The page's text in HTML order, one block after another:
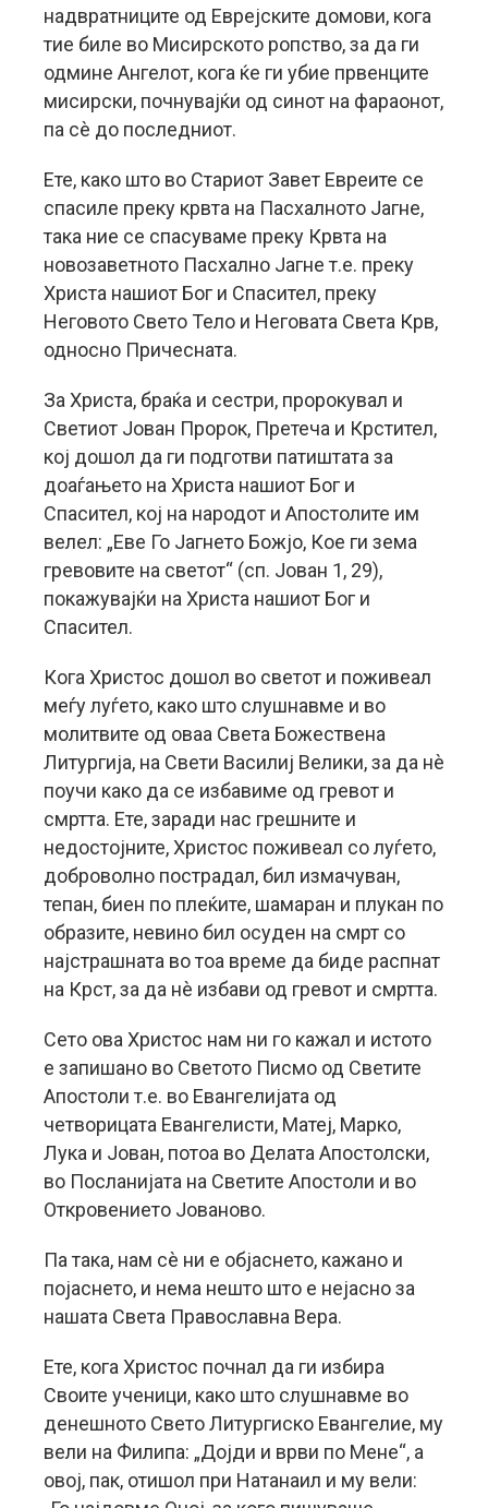
надвратниците од Еврејските домови, кога
тие биле во Мисирското ропство, за да ги
одмине Ангелот, кога ќе ги убие првенците
мисирски, почнувајќи од синот на фараонот,
па сè до последниот.
Ете, како што во Стариот Завет Евреите се
спасиле преку крвта на Пасхалното Јагне,
така ние се спасуваме преку Крвта на
новозаветното Пасхално Јагне т.е. преку
Христа нашиот Бог и Спасител, преку
Неговото Свето Тело и Неговата Света Крв,
односно Причесната.
За Христа, браќа и сестри, пророкувал и
Светиот Јован Пророк, Претеча и Крстител,
кој дошол да ги подготви патиштата за
доаѓањето на Христа нашиот Бог и
Спасител, кој на народот и Апостолите им
велел: „Еве Го Јагнето Божјо, Кое ги зема
гревовите на светот“ (сп. Јован 1, 29),
покажувајќи на Христа нашиот Бог и
Спасител.
Кога Христос дошол во светот и поживеал
меѓу луѓето, како што слушнавме и во
молитвите од оваа Света Божествена
Литургија, на Свети Василиј Велики, за да нè
поучи како да се избавиме од гревот и
смртта. Ете, заради нас грешните и
недостојните, Христос поживеал со луѓето,
доброволно пострадал, бил измачуван,
тепан, биен по плеќите, шамаран и плукан по
образите, невино бил осуден на смрт со
најстрашната во тоа време да биде распнат
на Крст, за да нè избави од гревот и смртта.
Сето ова Христос нам ни го кажал и истото
е запишано во Светото Писмо од Светите
Апостоли т.е. во Евангелијата од
четворицата Евангелисти, Матеј, Марко,
Лука и Јован, потоа во Делата Апостолски,
во Посланијата на Светите Апостоли и во
Откровението Јованово.
Па така, нам сè ни е објаснето, кажано и
појаснето, и нема нешто што е нејасно за
нашата Света Православна Вера.
Ете, кога Христос почнал да ги избира
Своите ученици, како што слушнавме во
денешното Свето Литургиско Евангелие, му
вели на Филипа: „Дојди и врви по Мене“, а
овој, пак, отишол при Натанаил и му вели: